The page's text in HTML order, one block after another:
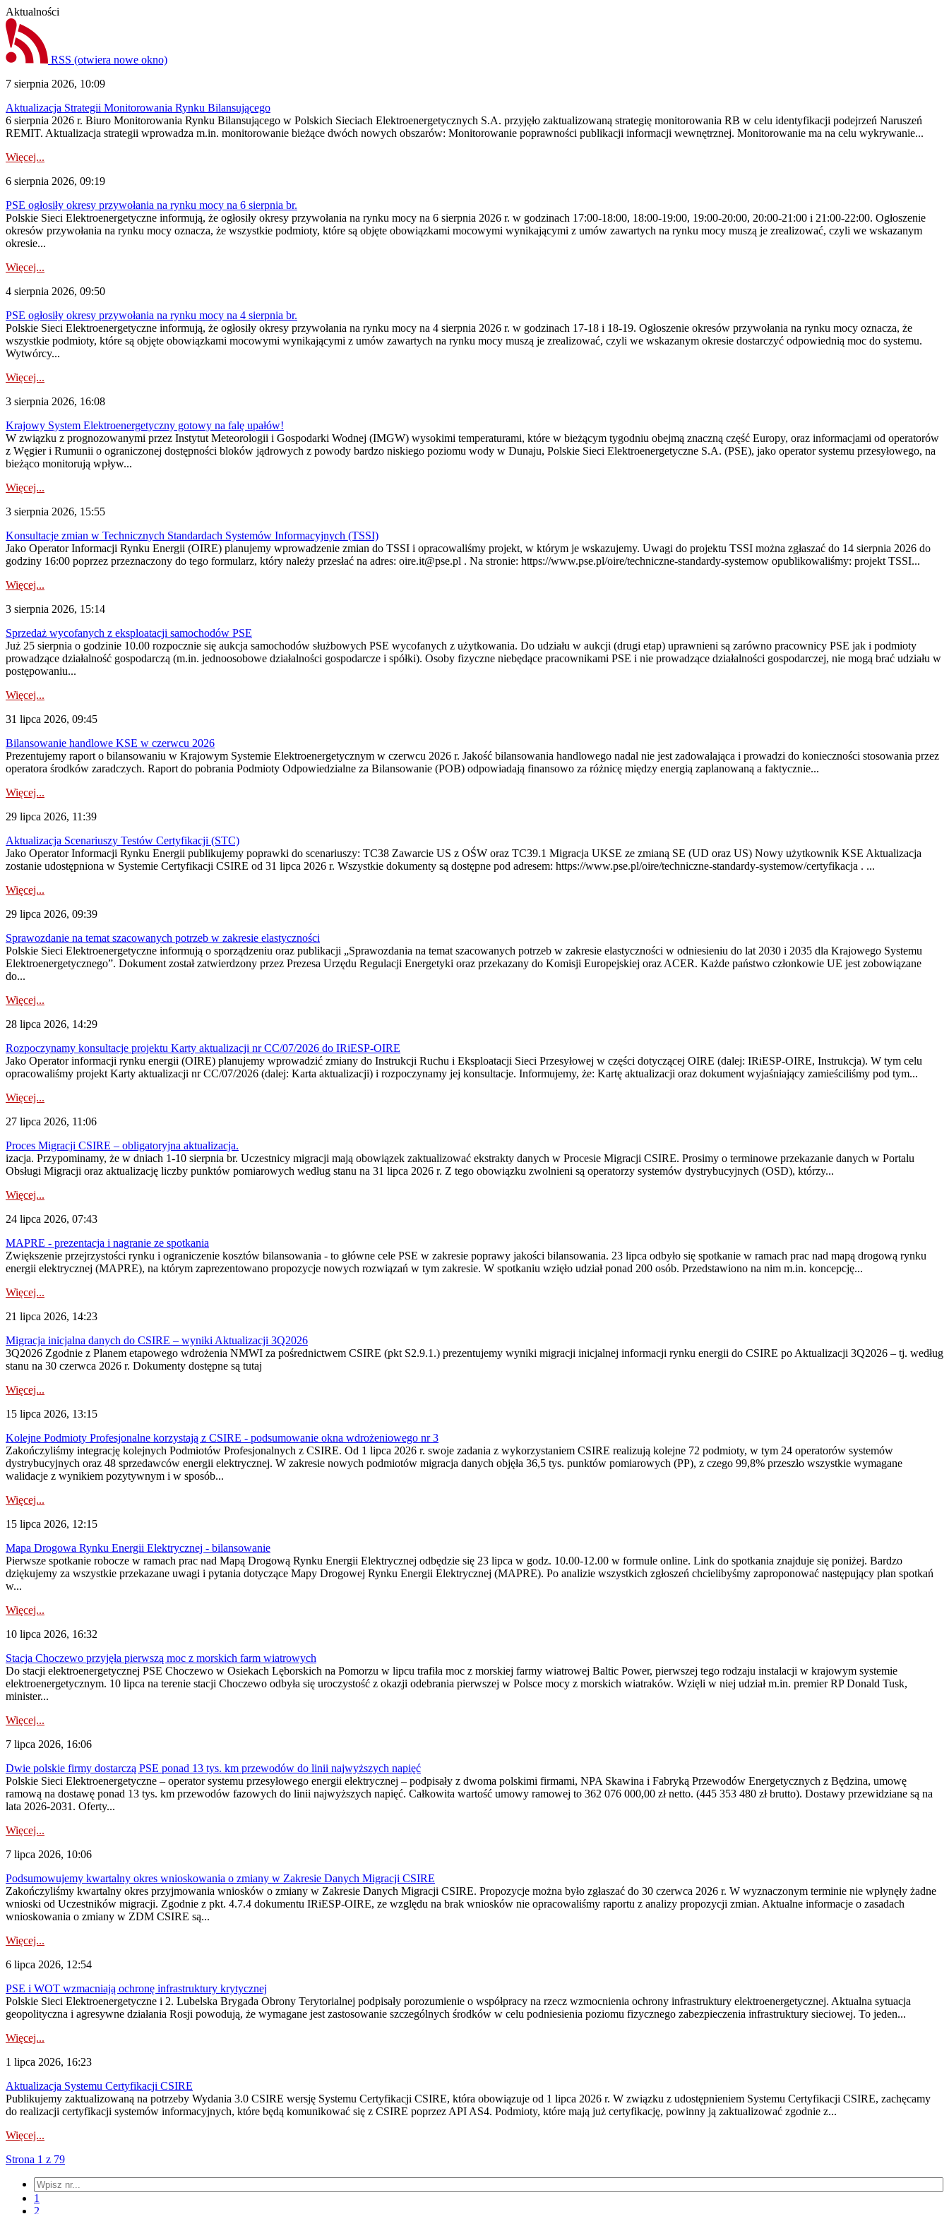
Aktualności
RSS (otwiera nowe okno)
7 sierpnia 2026, 10:09
Aktualizacja Strategii Monitorowania Rynku Bilansującego
6 sierpnia 2026 r. Biuro Monitorowania Rynku Bilansującego w Polskich Sieciach Elektroenergetycznych S.A. przyjęło zaktualizowaną strategię monitorowania RB w celu identyfikacji podejrzeń Naruszeń
REMIT. Aktualizacja strategii wprowadza m.in. monitorowanie bieżące dwóch nowych obszarów: Monitorowanie poprawności publikacji informacji wewnętrznej. Monitorowanie ma na celu wykrywanie...
Więcej...
6 sierpnia 2026, 09:19
PSE ogłosiły okresy przywołania na rynku mocy na 6 sierpnia br.
Polskie Sieci Elektroenergetyczne informują, że ogłosiły okresy przywołania na rynku mocy na 6 sierpnia 2026 r. w godzinach 17:00-18:00, 18:00-19:00, 19:00-20:00, 20:00-21:00 i 21:00-22:00. Ogłoszenie
okresów przywołania na rynku mocy oznacza, że wszystkie podmioty, które są objęte obowiązkami mocowymi wynikającymi z umów zawartych na rynku mocy muszą je zrealizować, czyli we wskazanym
okresie...
Więcej...
4 sierpnia 2026, 09:50
PSE ogłosiły okresy przywołania na rynku mocy na 4 sierpnia br.
Polskie Sieci Elektroenergetyczne informują, że ogłosiły okresy przywołania na rynku mocy na 4 sierpnia 2026 r. w godzinach 17-18 i 18-19. Ogłoszenie okresów przywołania na rynku mocy oznacza, że
wszystkie podmioty, które są objęte obowiązkami mocowymi wynikającymi z umów zawartych na rynku mocy muszą je zrealizować, czyli we wskazanym okresie dostarczyć odpowiednią moc do systemu.
Wytwórcy...
Więcej...
3 sierpnia 2026, 16:08
Krajowy System Elektroenergetyczny gotowy na falę upałów!
W związku z prognozowanymi przez Instytut Meteorologii i Gospodarki Wodnej (IMGW) wysokimi temperaturami, które w bieżącym tygodniu obejmą znaczną część Europy, oraz informacjami od operatorów
z Węgier i Rumunii o ograniczonej dostępności bloków jądrowych z powody bardzo niskiego poziomu wody w Dunaju, Polskie Sieci Elektroenergetyczne S.A. (PSE), jako operator systemu przesyłowego, na
bieżąco monitorują wpływ...
Więcej...
3 sierpnia 2026, 15:55
Konsultacje zmian w Technicznych Standardach Systemów Informacyjnych (TSSI)
Jako Operator Informacji Rynku Energii (OIRE) planujemy wprowadzenie zmian do TSSI i opracowaliśmy projekt, w którym je wskazujemy. Uwagi do projektu TSSI można zgłaszać do 14 sierpnia 2026 do
godziny 16:00 poprzez przeznaczony do tego formularz, który należy przesłać na adres: oire.it@pse.pl . Na stronie: https://www.pse.pl/oire/techniczne-standardy-systemow opublikowaliśmy: projekt TSSI...
Więcej...
3 sierpnia 2026, 15:14
Sprzedaż wycofanych z eksploatacji samochodów PSE
Już 25 sierpnia o godzinie 10.00 rozpocznie się aukcja samochodów służbowych PSE wycofanych z użytkowania. Do udziału w aukcji (drugi etap) uprawnieni są zarówno pracownicy PSE jak i podmioty
prowadzące działalność gospodarczą (m.in. jednoosobowe działalności gospodarcze i spółki). Osoby fizyczne niebędące pracownikami PSE i nie prowadzące działalności gospodarczej, nie mogą brać udziału w
postępowaniu...
Więcej...
31 lipca 2026, 09:45
Bilansowanie handlowe KSE w czerwcu 2026
Prezentujemy raport o bilansowaniu w Krajowym Systemie Elektroenergetycznym w czerwcu 2026 r. Jakość bilansowania handlowego nadal nie jest zadowalająca i prowadzi do konieczności stosowania przez
operatora środków zaradczych. Raport do pobrania Podmioty Odpowiedzialne za Bilansowanie (POB) odpowiadają finansowo za różnicę między energią zaplanowaną a faktycznie...
Więcej...
29 lipca 2026, 11:39
Aktualizacja Scenariuszy Testów Certyfikacji (STC)
Jako Operator Informacji Rynku Energii publikujemy poprawki do scenariuszy: TC38 Zawarcie US z OŚW oraz TC39.1 Migracja UKSE ze zmianą SE (UD oraz US) Nowy użytkownik KSE Aktualizacja
zostanie udostępniona w Systemie Certyfikacji CSIRE od 31 lipca 2026 r. Wszystkie dokumenty są dostępne pod adresem: https://www.pse.pl/oire/techniczne-standardy-systemow/certyfikacja . ...
Więcej...
29 lipca 2026, 09:39
Sprawozdanie na temat szacowanych potrzeb w zakresie elastyczności
Polskie Sieci Elektroenergetyczne informują o sporządzeniu oraz publikacji „Sprawozdania na temat szacowanych potrzeb w zakresie elastyczności w odniesieniu do lat 2030 i 2035 dla Krajowego Systemu
Elektroenergetycznego”. Dokument został zatwierdzony przez Prezesa Urzędu Regulacji Energetyki oraz przekazany do Komisji Europejskiej oraz ACER. Każde państwo członkowie UE jest zobowiązane
do...
Więcej...
28 lipca 2026, 14:29
Rozpoczynamy konsultacje projektu Karty aktualizacji nr CC/07/2026 do IRiESP-OIRE
Jako Operator informacji rynku energii (OIRE) planujemy wprowadzić zmiany do Instrukcji Ruchu i Eksploatacji Sieci Przesyłowej w części dotyczącej OIRE (dalej: IRiESP-OIRE, Instrukcja). W tym celu
opracowaliśmy projekt Karty aktualizacji nr CC/07/2026 (dalej: Karta aktualizacji) i rozpoczynamy jej konsultacje. Informujemy, że: Kartę aktualizacji oraz dokument wyjaśniający zamieściliśmy pod tym...
Więcej...
27 lipca 2026, 11:06
Proces Migracji CSIRE – obligatoryjna aktualizacja.
izacja. Przypominamy, że w dniach 1-10 sierpnia br. Uczestnicy migracji mają obowiązek zaktualizować ekstrakty danych w Procesie Migracji CSIRE. Prosimy o terminowe przekazanie danych w Portalu
Obsługi Migracji oraz aktualizację liczby punktów pomiarowych według stanu na 31 lipca 2026 r. Z tego obowiązku zwolnieni są operatorzy systemów dystrybucyjnych (OSD), którzy...
Więcej...
24 lipca 2026, 07:43
MAPRE - prezentacja i nagranie ze spotkania
Zwiększenie przejrzystości rynku i ograniczenie kosztów bilansowania - to główne cele PSE w zakresie poprawy jakości bilansowania. 23 lipca odbyło się spotkanie w ramach prac nad mapą drogową rynku
energii elektrycznej (MAPRE), na którym zaprezentowano propozycje nowych rozwiązań w tym zakresie. W spotkaniu wzięło udział ponad 200 osób. Przedstawiono na nim m.in. koncepcję...
Więcej...
21 lipca 2026, 14:23
Migracja inicjalna danych do CSIRE – wyniki Aktualizacji 3Q2026
3Q2026 Zgodnie z Planem etapowego wdrożenia NMWI za pośrednictwem CSIRE (pkt S2.9.1.) prezentujemy wyniki migracji inicjalnej informacji rynku energii do CSIRE po Aktualizacji 3Q2026 – tj. według
stanu na 30 czerwca 2026 r. Dokumenty dostępne są tutaj
Więcej...
15 lipca 2026, 13:15
Kolejne Podmioty Profesjonalne korzystają z CSIRE - podsumowanie okna wdrożeniowego nr 3
Zakończyliśmy integrację kolejnych Podmiotów Profesjonalnych z CSIRE. Od 1 lipca 2026 r. swoje zadania z wykorzystaniem CSIRE realizują kolejne 72 podmioty, w tym 24 operatorów systemów
dystrybucyjnych oraz 48 sprzedawców energii elektrycznej. W zakresie nowych podmiotów migracja danych objęła 36,5 tys. punktów pomiarowych (PP), z czego 99,8% przeszło wszystkie wymagane
walidacje z wynikiem pozytywnym i w sposób...
Więcej...
15 lipca 2026, 12:15
Mapa Drogowa Rynku Energii Elektrycznej - bilansowanie
Pierwsze spotkanie robocze w ramach prac nad Mapą Drogową Rynku Energii Elektrycznej odbędzie się 23 lipca w godz. 10.00-12.00 w formule online. Link do spotkania znajduje się poniżej. Bardzo
dziękujemy za wszystkie przekazane uwagi i pytania dotyczące Mapy Drogowej Rynku Energii Elektrycznej (MAPRE). Po analizie wszystkich zgłoszeń chcielibyśmy zaproponować następujący plan spotkań
w...
Więcej...
10 lipca 2026, 16:32
Stacja Choczewo przyjęła pierwszą moc z morskich farm wiatrowych
Do stacji elektroenergetycznej PSE Choczewo w Osiekach Lęborskich na Pomorzu w lipcu trafiła moc z morskiej farmy wiatrowej Baltic Power, pierwszej tego rodzaju instalacji w krajowym systemie
elektroenergetycznym. 10 lipca na terenie stacji Choczewo odbyła się uroczystość z okazji odebrania pierwszej w Polsce mocy z morskich wiatraków. Wzięli w niej udział m.in. premier RP Donald Tusk,
minister...
Więcej...
7 lipca 2026, 16:06
Dwie polskie firmy dostarczą PSE ponad 13 tys. km przewodów do linii najwyższych napięć
Polskie Sieci Elektroenergetyczne – operator systemu przesyłowego energii elektrycznej – podpisały z dwoma polskimi firmami, NPA Skawina i Fabryką Przewodów Energetycznych z Będzina, umowę
ramową na dostawę ponad 13 tys. km przewodów fazowych do linii najwyższych napięć. Całkowita wartość umowy ramowej to 362 076 000,00 zł netto. (445 353 480 zł brutto). Dostawy przewidziane są na
lata 2026-2031. Oferty...
Więcej...
7 lipca 2026, 10:06
Podsumowujemy kwartalny okres wnioskowania o zmiany w Zakresie Danych Migracji CSIRE
Zakończyliśmy kwartalny okres przyjmowania wniosków o zmiany w Zakresie Danych Migracji CSIRE. Propozycje można było zgłaszać do 30 czerwca 2026 r. W wyznaczonym terminie nie wpłynęły żadne
wnioski od Uczestników migracji. Zgodnie z pkt. 4.7.4 dokumentu IRiESP-OIRE, ze względu na brak wniosków nie opracowaliśmy raportu z analizy propozycji zmian. Aktualne informacje o zasadach
wnioskowania o zmiany w ZDM CSIRE są...
Więcej...
6 lipca 2026, 12:54
PSE i WOT wzmacniają ochronę infrastruktury krytycznej
Polskie Sieci Elektroenergetyczne i 2. Lubelska Brygada Obrony Terytorialnej podpisały porozumienie o współpracy na rzecz wzmocnienia ochrony infrastruktury elektroenergetycznej. Aktualna sytuacja
geopolityczna i agresywne działania Rosji powodują, że wymagane jest zastosowanie szczególnych środków w celu podniesienia poziomu fizycznego zabezpieczenia infrastruktury sieciowej. To jeden...
Więcej...
1 lipca 2026, 16:23
Aktualizacja Systemu Certyfikacji CSIRE
Publikujemy zaktualizowaną na potrzeby Wydania 3.0 CSIRE wersję Systemu Certyfikacji CSIRE, która obowiązuje od 1 lipca 2026 r. W związku z udostępnieniem Systemu Certyfikacji CSIRE, zachęcamy
do realizacji certyfikacji systemów informacyjnych, które będą komunikować się z CSIRE poprzez API AS4. Podmioty, które mają już certyfikację, powinny ją zaktualizować zgodnie z...
Więcej...
Strona 1 z 79
1
2